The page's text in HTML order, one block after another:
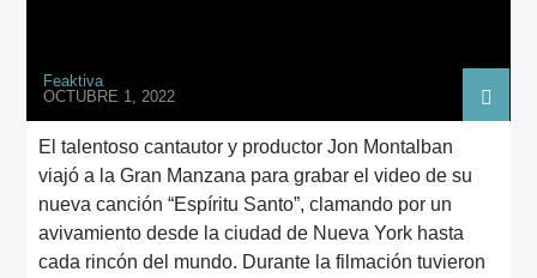
Feaktiva
OCTUBRE 1, 2022
El talentoso cantautor y productor Jon Montalban
viajó a la Gran Manzana para grabar el video de su
nueva canción “Espíritu Santo”, clamando por un
avivamiento desde la ciudad de Nueva York hasta
cada rincón del mundo. Durante la filmación tuvieron